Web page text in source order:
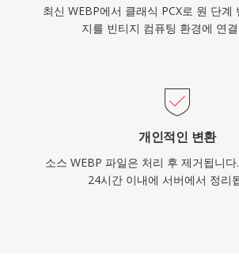
최신 WEBP에서 클래식 PCX로 원 단
지를 빈티지 컴퓨팅 환경에 연
개인적인 변환
소스 WEBP 파일은 처리 후 제거됩니다
24시간 이내에 서버에서 정리